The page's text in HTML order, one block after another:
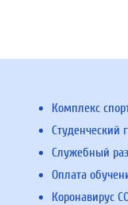
Комплекс
Студенческий
Служебный
Оплата
Коронавирус